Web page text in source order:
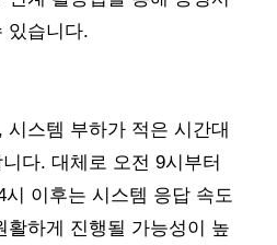
있습니다.
스템 부하가 적은 시간대
다. 대체로 오전 9시부터
이후는 시스템 응답 속도
활하게 진행될 가능성이 높